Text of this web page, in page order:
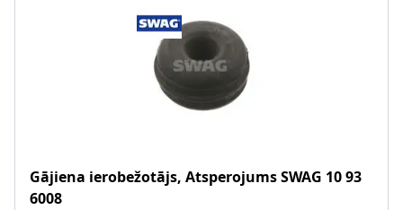
Gājiena ierobežotājs, AtsperojumsSWAG 10 93
6008